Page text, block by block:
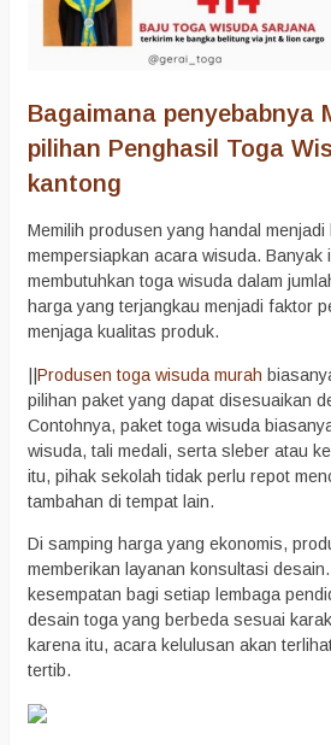
Bagaimana penyebabnya
pilihan Penghasil Toga
kantong
Memilih produsen yang handal
mempersiapkan acara wisuda. Banyak
membutuhkan toga wisuda dalam
harga yang terjangkau menjadi faktor
menjaga kualitas produk.
||Produsen toga wisuda murah
pilihan paket yang dapat disesuaikan
Contohnya, paket toga wisuda
wisuda, tali medali, serta sleber atau
itu, pihak sekolah tidak perlu repot
tambahan di tempat lain.
Di samping harga yang ekonomis,
memberikan layanan konsultasi
kesempatan bagi setiap lembaga
desain toga yang berbeda sesuai
karena itu, acara kelulusan akan
tertib.